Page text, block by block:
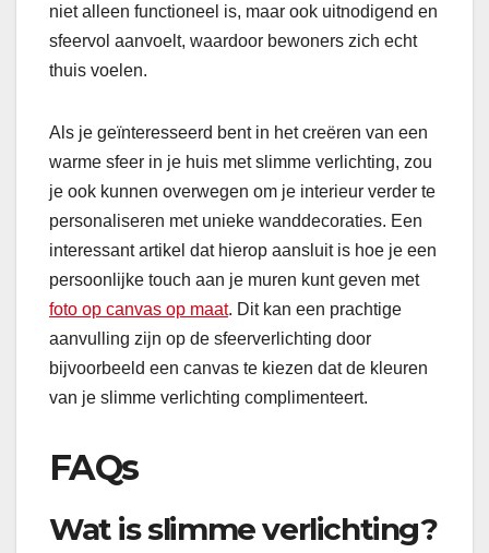
niet alleen functioneel is, maar ook uitnodigend en
sfeervol aanvoelt, waardoor bewoners zich echt
thuis voelen.
Als je geïnteresseerd bent in het creëren van een
warme sfeer in je huis met slimme verlichting, zou
je ook kunnen overwegen om je interieur verder te
personaliseren met unieke wanddecoraties. Een
interessant artikel dat hierop aansluit is hoe je een
persoonlijke touch aan je muren kunt geven met
foto op canvas op maat. Dit kan een prachtige
aanvulling zijn op de sfeerverlichting door
bijvoorbeeld een canvas te kiezen dat de kleuren
van je slimme verlichting complimenteert.
FAQs
Wat is slimme verlichting?